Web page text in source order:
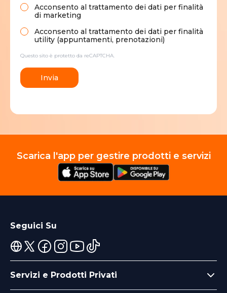
Acconsento al trattamento dei dati per finalità
di marketing
Acconsento al trattamento dei dati per finalità
utility (appuntamenti, prenotazioni)
Questo sito è protetto da reCAPTCHA.
Invia
Scarica l'app per gestire prodotti e servizi
Seguici Su
Servizi e Prodotti Privati